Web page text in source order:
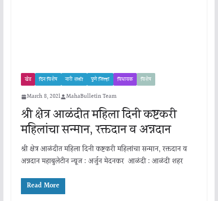
खेड दिन विशेष नारी शक्ती पुणे जिल्हा विधायक विशेष
March 8, 2021 MahaBulletin Team
श्री क्षेत्र आळंदीत महिला दिनी कष्टकरी
महिलांचा सन्मान, रक्तदान व अन्नदान
श्री क्षेत्र आळंदीत महिला दिनी कष्टकरी महिलांचा सन्मान, रक्तदान व
अन्नदान महाबुलेटीन न्यूज : अर्जुन मेदनकर आळंदी : आळंदी शहर
Read More